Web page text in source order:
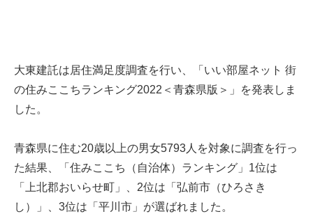
大東建託は居住満足度調査を行い、「いい部屋ネット 街
の住みここちランキング2022＜青森県版＞」を発表しま
した。
青森県に住む20歳以上の男女5793人を対象に調査を行っ
た結果、「住みここち（自治体）ランキング」1位は
「上北郡おいらせ町」、2位は「弘前市（ひろさき
し）」、3位は「平川市」が選ばれました。